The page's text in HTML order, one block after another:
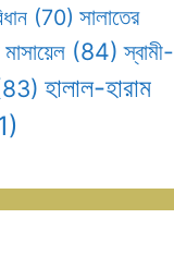
(70) সালাতের
মাসায়েল (84) স্বামী-
হালাল-হারাম